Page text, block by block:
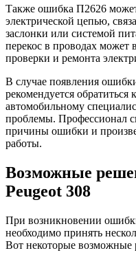
Также ошибка П2626
электрической цепью,
заслонки или системой
перекос в проводах может
проверки и ремонта
В случае появления
рекомендуется
автомобильному
проблемы. Профессионал
причины ошибки и
работы.
Возможные
Peugeot 308
При возникновении
необходимо принять
Вот некоторые возможные